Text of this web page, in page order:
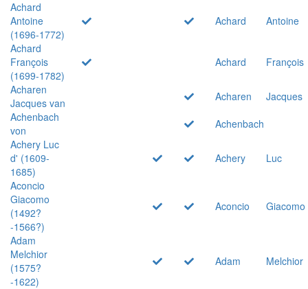
Achard
Antoine
(1696-1772)
Achard
Antoine
Achard
François
(1699-1782)
Achard
François
Acharen
Jacques van
Acharen
Jacques
Achenbach
von
Achenbach
Achery Luc
d' (1609-
1685)
Achery
Luc
Aconcio
Giacomo
(1492?
-1566?)
Aconcio Giacomo
Adam
Melchior
(1575?
-1622)
Adam Melchior